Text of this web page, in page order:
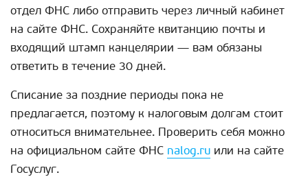
отдел ФНС либо отправить через личный кабинет
на сайте ФНС. Сохраняйте квитанцию почты и
входящий штамп канцелярии — вам обязаны
ответить в течение 30 дней.
Списание за поздние периоды пока не
предлагается, поэтому к налоговым долгам стоит
относиться внимательнее. Проверить себя можно
на официальном сайте ФНС nalog.ru или на сайте
Госуслуг.